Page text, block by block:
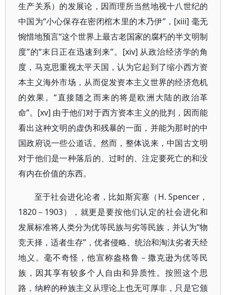
生产关系）的发展论，因而理所当然地视十八世纪的
中国为“小心保存在密闭棺木里的木乃伊”，[xiii] 毫无
惋惜地预言“这个世界上最古老国家的腐朽的半文明制
度”的“末日正在迅速到来”。[xiv] 从政治经济学的角
度，马克思重视太平天国，认为它起到了缩小西方资
本主义海外市场，从而促发资本主义世界的经济危机
的效果。“直接随之而来的将是欧洲大陆的政治革
命”。[xv] 由于他们对于西方资本主义的批判，因而能
看出这种文明的虚伪和残暴的一面，并能为那时的中
国政府说一些公道话。然而，整体说来，中国古文明
对于他们是一种落后的、过时的、注定要死亡的和没
有内在价值的东西。
至于社会进化论者，比如斯宾塞（H. Spencer，
1820－1903），就更是要按他们认定的社会进化和
发展标准将人类分为优等民族与劣等民族，并认为“物
竞天择，适者生存”，优者侵略、统治和淘汰劣者天经
地义。毫不奇怪，他宣称盎格鲁－撒克逊为优等民
族，因其享有较多个人自由和异质性。按照这个思
路，纳粹的种族主义从理论上也无可厚非，只是它颁